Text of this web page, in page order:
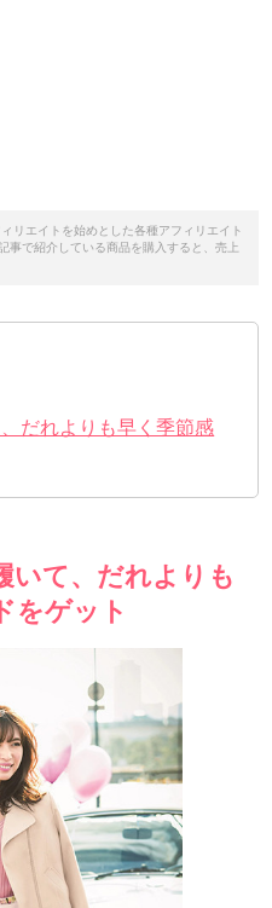
リエイトを始めとした各種アフィリエイト
事で紹介している商品を購入すると、売上
だれよりも早く季節感
いて、だれよりも
をゲット